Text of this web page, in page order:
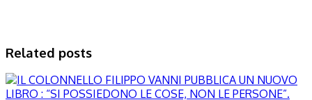
Related posts